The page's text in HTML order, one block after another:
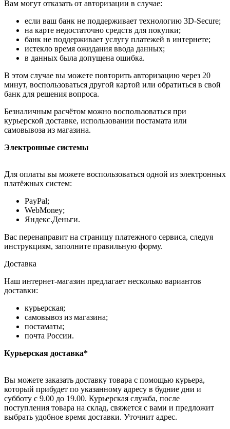
Вам могут отказать от авторизации в случае:
если ваш банк не поддерживает технологию 3D-Secure;
на карте недостаточно средств для покупки;
банк не поддерживает услугу платежей в интернете;
истекло время ожидания ввода данных;
в данных была допущена ошибка.
В этом случае вы можете повторить авторизацию через 20
минут, воспользоваться другой картой или обратиться в свой
банк для решения вопроса.
Безналичным расчётом можно воспользоваться при
курьерской доставке, использовании постамата или
самовывоза из магазина.
Электронные системы
Для оплаты вы можете воспользоваться одной из электронных
платёжных систем:
PayPal;
WebMoney;
Яндекс.Деньги.
Вас перенаправит на страницу платежного сервиса, следуя
инструкциям, заполните правильную форму.
Доставка
Наш интернет-магазин предлагает несколько вариантов
доставки:
курьерская;
самовывоз из магазина;
постаматы;
почта России.
Курьерская доставка*
Вы можете заказать доставку товара с помощью курьера,
который прибудет по указанному адресу в будние дни и
субботу с 9.00 до 19.00. Курьерская служба, после
поступления товара на склад, свяжется с вами и предложит
выбрать удобное время доставки. Уточнит адрес.